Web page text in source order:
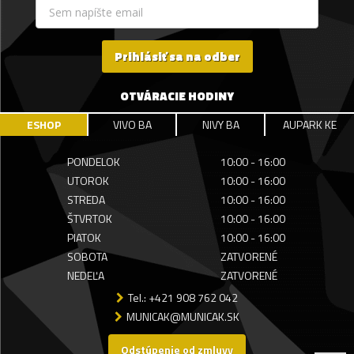
Prihlásiť sa na odber
OTVÁRACIE HODINY
ESHOP VIVO BA NIVY BA AUPARK KE
PONDELOK
10:00 - 16:00
UTOROK
10:00 - 16:00
STREDA
10:00 - 16:00
ŠTVRTOK
10:00 - 16:00
PIATOK
10:00 - 16:00
SOBOTA
ZATVORENÉ
NEDEĽA
ZATVORENÉ
Tel.: +421 908 762 042
MUNICAK@MUNICAK.SK
Odstúpenie od zmluvy